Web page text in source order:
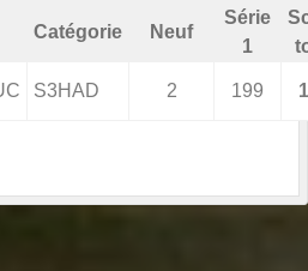
Catégorie Neuf
Série
1
S3HAD 2 199